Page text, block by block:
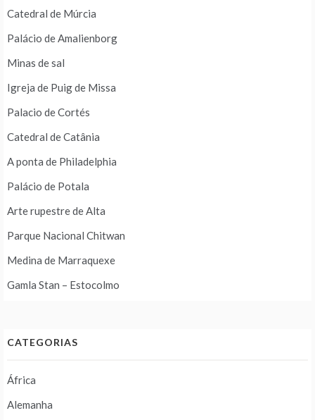
Catedral de Múrcia
Palácio de Amalienborg
Minas de sal
Igreja de Puig de Missa
Palacio de Cortés
Catedral de Catânia
A ponta de Philadelphia
Palácio de Potala
Arte rupestre de Alta
Parque Nacional Chitwan
Medina de Marraquexe
Gamla Stan – Estocolmo
CATEGORIAS
África
Alemanha